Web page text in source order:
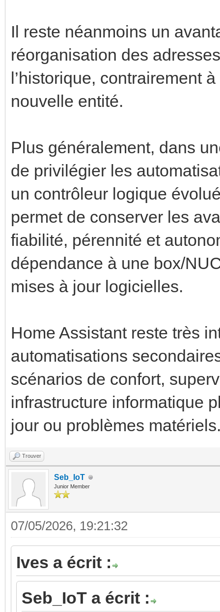
Il reste néanmoins un
réorganisation des
l’historique, contrairement
nouvelle entité.
Plus généralement, dans
de privilégier les
un contrôleur logique
permet de conserver les
fiabilité, pérennité et
dépendance à une box/
mises à jour logicielles.
Home Assistant reste très
automatisations
scénarios de confort,
infrastructure informatique
jour ou problèmes
Trouver
Seb_IoT
Junior Member
07/05/2026, 19:21:32
Ives a écrit :
Seb_IoT a écrit :